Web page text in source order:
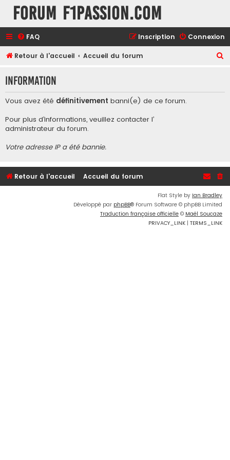
Forum F1Passion.com
FAQ Connexion
Inscription
Retour à l'accueil Accueil du forum
h
Information
Vous avez été définitivement banni(e) de ce forum.
Pour plus d’informations, veuillez contacter l’
administrateur du forum.
Votre adresse IP a été bannie.
Retour à l'accueil Accueil du forum
Flat Style by Ian Bradley
Développé par phpBB® Forum Software © phpBB Limited
Traduction française officielle © Maël Soucaze
PRIVACY_LINK | TERMS_LINK